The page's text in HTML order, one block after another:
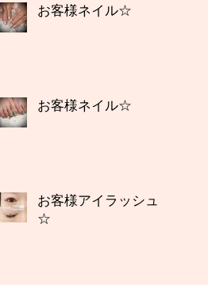
お客様ネイル☆
お客様ネイル☆
お客様アイラッシュ
☆